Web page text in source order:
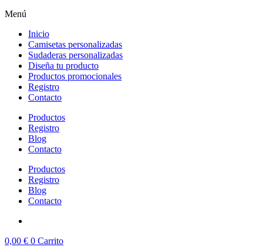
Menú
Inicio
Camisetas personalizadas
Sudaderas personalizadas
Diseña tu producto
Productos promocionales
Registro
Contacto
Productos
Registro
Blog
Contacto
Productos
Registro
Blog
Contacto
0,00 € 0 Carrito